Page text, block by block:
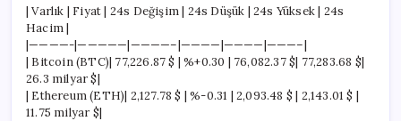
| Varlık | Fiyat | 24s Değişim | 24s Düşük | 24s Yüksek | 24s
Hacim |
|————-|—————|————–|————|————|———–|
| Bitcoin (BTC)| 77,226.87 $ | %+0.30 | 76,082.37 $| 77,283.68 $|
26.3 milyar $|
| Ethereum (ETH)| 2,127.78 $ | %-0.31 | 2,093.48 $ | 2,143.01 $ |
11.75 milyar $|